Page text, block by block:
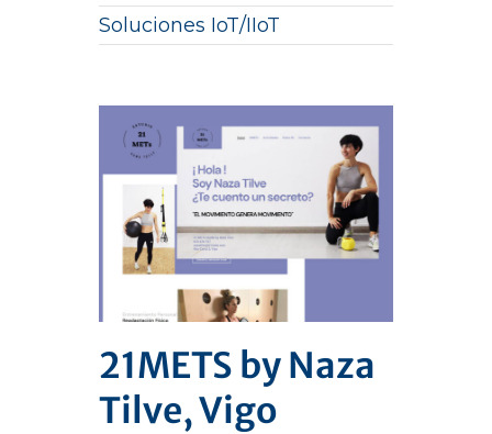
Soluciones IoT/IIoT
21METS by Naza
Tilve, Vigo